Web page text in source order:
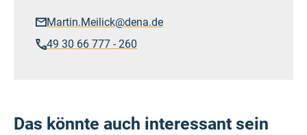
Martin.Meilick@dena.de
49 30 66 777 - 260
Das könnte auch interessant sein